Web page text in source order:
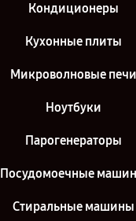
Петербург
Кондиционеры
Кухонные плиты
Микроволновые печи
Ноутбуки
Парогенераторы
Посудомоечные
Стиральные машины